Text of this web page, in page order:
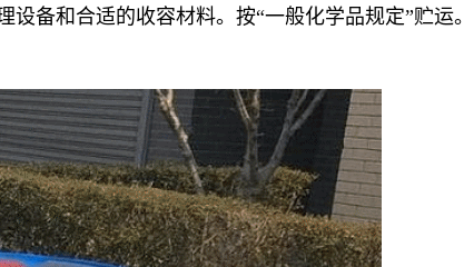
备和合适的收容材料。按“一般化学品规定”贮运。